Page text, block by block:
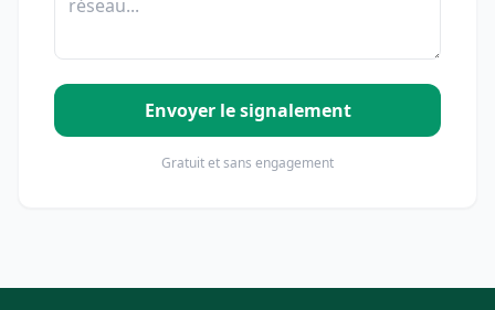
Envoyer le signalement
Gratuit et sans engagement